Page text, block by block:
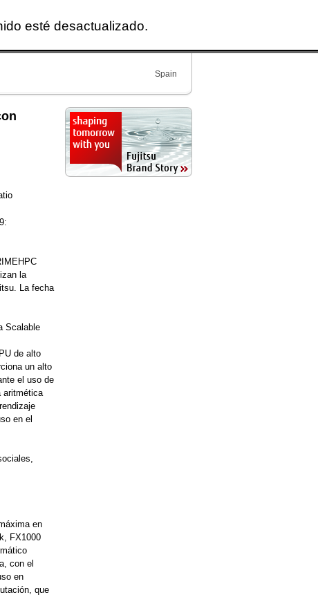
esté desactualizado.
Spain
la
La fecha
Scalable
de alto
un alto
el uso de
aritmética
en el
en
FX1000
con el
en
que